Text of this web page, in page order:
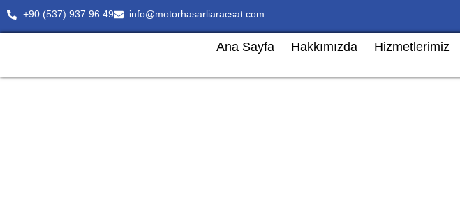
+90 (537) 937 96 49 info@motorhasarliaracsat.com
Ana Sayfa Hakkımızda Hizmetlerimiz